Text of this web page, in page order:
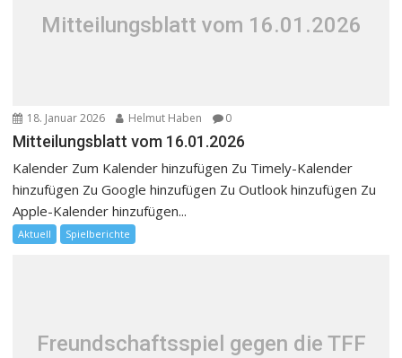
Mitteilungsblatt vom 16.01.2026
18. Januar 2026 Helmut Haben 0
Mitteilungsblatt vom 16.01.2026
Kalender Zum Kalender hinzufügen Zu Timely-Kalender
hinzufügen Zu Google hinzufügen Zu Outlook hinzufügen Zu
Apple-Kalender hinzufügen...
Aktuell Spielberichte
Freundschaftsspiel gegen die TFF